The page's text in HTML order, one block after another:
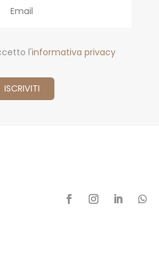
l'informativa privacy